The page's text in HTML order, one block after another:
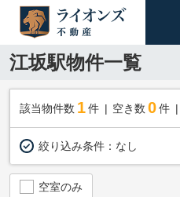
江坂駅物件一覧
該当物件数 1件 空き数 0 件
絞り込み条件： なし
空室のみ